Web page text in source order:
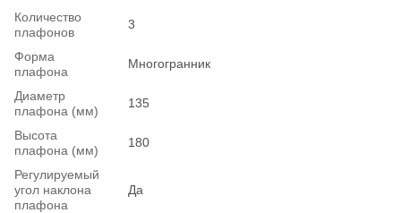
Количество
плафонов
3
Форма
плафона
Многогранник
Диаметр
плафона (мм)
135
Высота
плафона (мм)
180
Регулируемый
угол наклона
плафона
Да